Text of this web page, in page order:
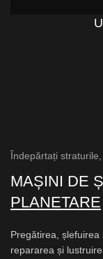
Îndepărtați
MAȘINI DE
PLANETARE
Pregătirea,
repararea și